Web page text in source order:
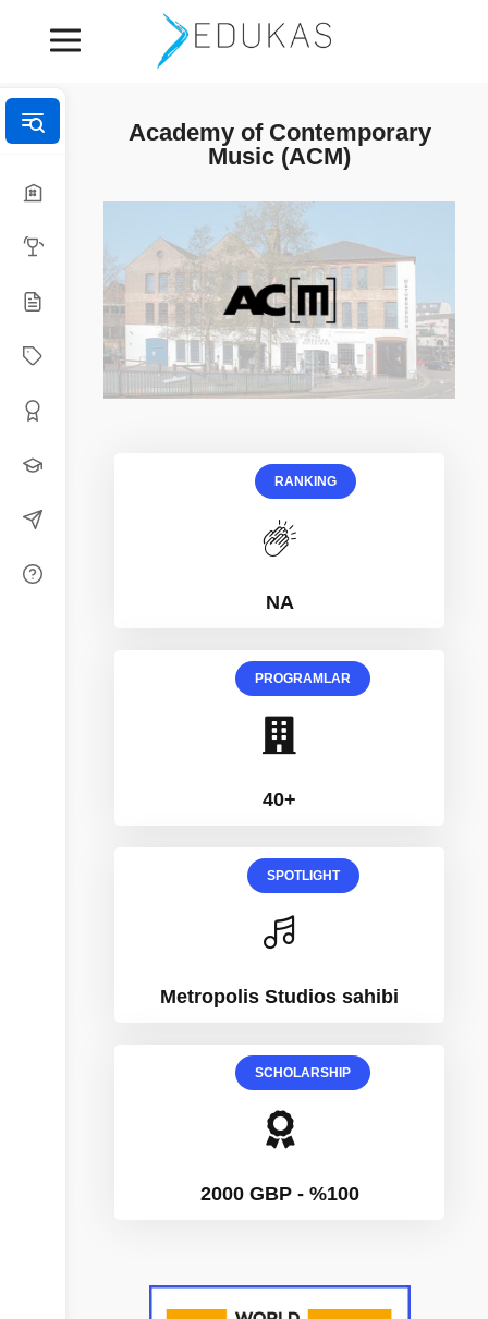
Academy of Contemporary
Music (ACM)
RANKING
NA
PROGRAMLAR
40+
SPOTLIGHT
Metropolis Studios sahibi
SCHOLARSHIP
2000 GBP - %100